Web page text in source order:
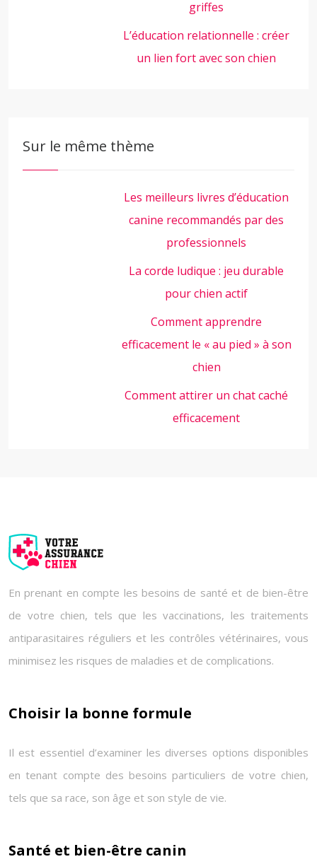
griffes
L’éducation relationnelle : créer
un lien fort avec son chien
Sur le même thème
Les meilleurs livres d’éducation
canine recommandés par des
professionnels
La corde ludique : jeu durable
pour chien actif
Comment apprendre
efficacement le « au pied » à son
chien
Comment attirer un chat caché
efficacement
En prenant en compte les besoins de santé et de bien-être
de votre chien, tels que les vaccinations, les traitements
antiparasitaires réguliers et les contrôles vétérinaires, vous
minimisez les risques de maladies et de complications.
Choisir la bonne formule
Il est essentiel d’examiner les diverses options disponibles
en tenant compte des besoins particuliers de votre chien,
tels que sa race, son âge et son style de vie.
Santé et bien-être canin